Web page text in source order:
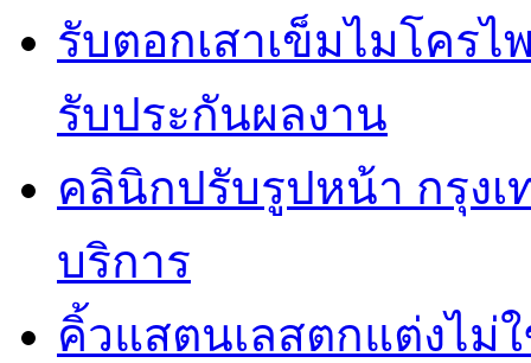
รับตอกเสาเข็มไมโคร
รับประกันผลงาน
คลินิกปรับรูปหน้า กรุง
บริการ
คิ้วแสตนเลสตกแต่งไม่